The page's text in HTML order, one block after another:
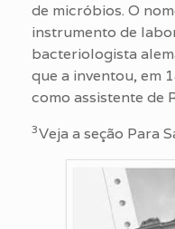
de micróbios. O
instrumento de
bacteriologista
que a inventou, em
como assistente de
3Veja a seção Para